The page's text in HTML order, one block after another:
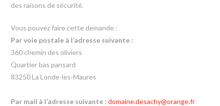
des raisons de sécurité.
Vous pouvez faire cette demande :
Par voie postale à l’adresse suivante :
360 chemin des oliviers
Quartier bas pansard
83250 La Londe-les-Maures
Par mail à l’adresse suivante : domaine.desachy@orange.fr